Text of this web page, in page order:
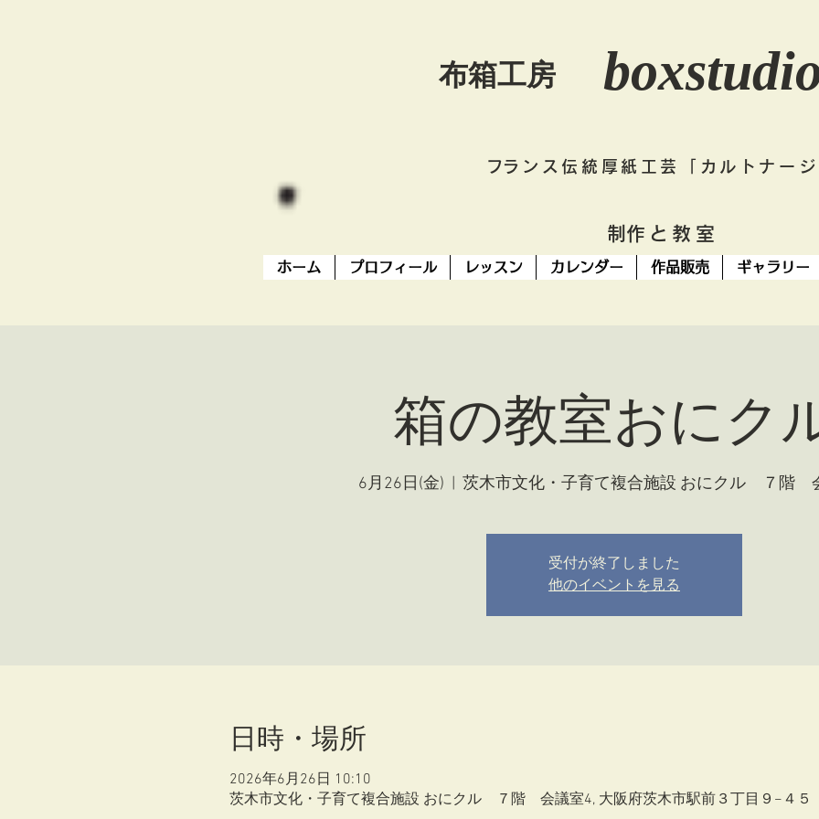
​布箱工房
フランス伝統厚紙工芸「カルトナージ
​制作と教室
ホーム プロフィール レッスン カレンダー 作品販売 ギャラリー
箱の教室おにク
6月26日(金) 茨木市文化・子育て複合施設 おにクル ７階
受付が終了しました
他のイベントを見る
日時・場所
2026年6月26日 10:10
茨木市文化・子育て複合施設 おにクル ７階 会議室4, 大阪府茨木市駅前３丁目９−４５